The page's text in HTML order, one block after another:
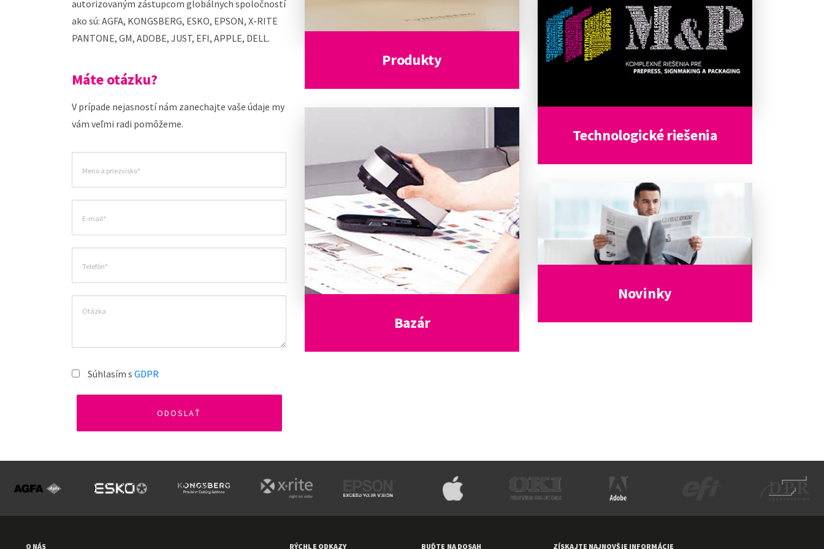
autorizovaným zástupcom globálnych spoločností
ako sú: AGFA, KONGSBERG, ESKO, EPSON, X-RITE
PANTONE, GM, ADOBE, JUST, EFI, APPLE, DELL.
Máte otázku?
V prípade nejasností nám zanechajte vaše údaje my
vám veľmi radi pomôžeme.
Súhlasím s GDPR
Produkty
Bazár
Technologické riešenia
Novinky
O NÁS RÝCHLE ODKAZY BUĎTE NA DOSAH ZÍSKAJTE NAJNOVŠIE INFORMÁCIE